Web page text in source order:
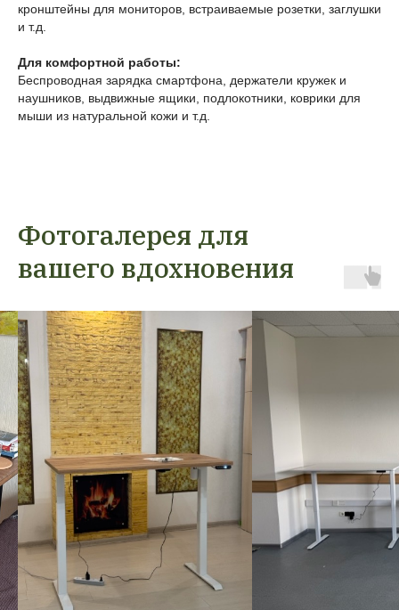
кронштейны для мониторов, встраиваемые розетки, заглушки
и т.д.
Для комфортной работы:
Беспроводная зарядка смартфона, держатели кружек и
наушников, выдвижные ящики, подлокотники, коврики для
мыши из натуральной кожи и т.д.
Фотогалерея для
вашего вдохновения